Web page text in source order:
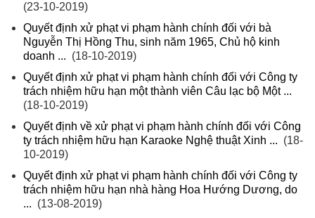
(23-10-2019)
Quyết định xử phạt vi phạm hành chính đối với bà
Nguyễn Thị Hồng Thu, sinh năm 1965, Chủ hộ kinh
doanh ... (18-10-2019)
Quyết định xử phạt vi phạm hành chính đối với Công ty
trách nhiệm hữu hạn một thành viên Câu lạc bộ Một ...
(18-10-2019)
Quyết định về xử phạt vi phạm hành chính đối với Công
ty trách nhiệm hữu hạn Karaoke Nghệ thuật Xinh ... (18-
10-2019)
Quyết định xử phạt vi phạm hành chính đối với Công ty
trách nhiệm hữu hạn nhà hàng Hoa Hướng Dương, do
... (13-08-2019)